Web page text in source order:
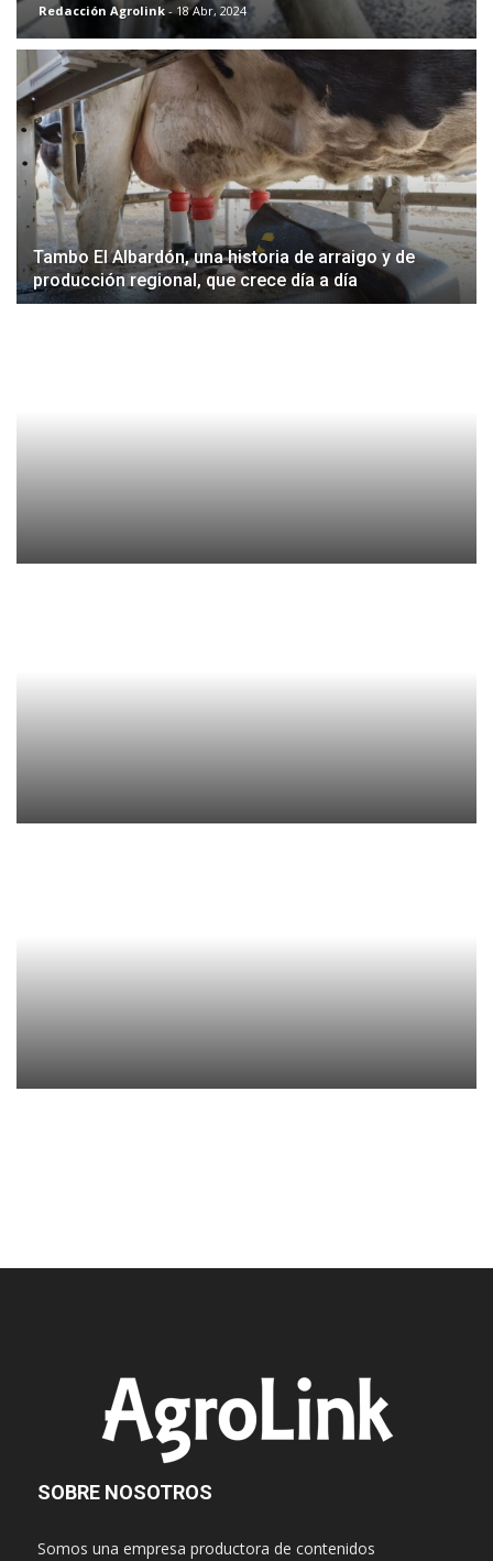
Redacción Agrolink - 18 Abr, 2024
Tambo El Albardón, una historia de arraigo y de
producción regional, que crece día a día
SOBRE NOSOTROS
Somos una empresa productora de contenidos